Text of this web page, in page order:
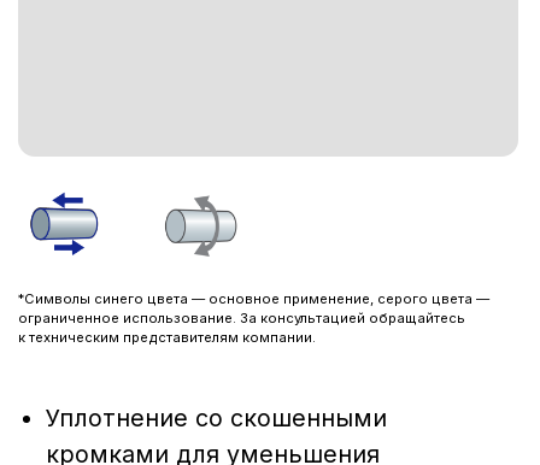
экструзионного износа
Подходит как альтернатива профилю
AS8-D
для больших диаметров